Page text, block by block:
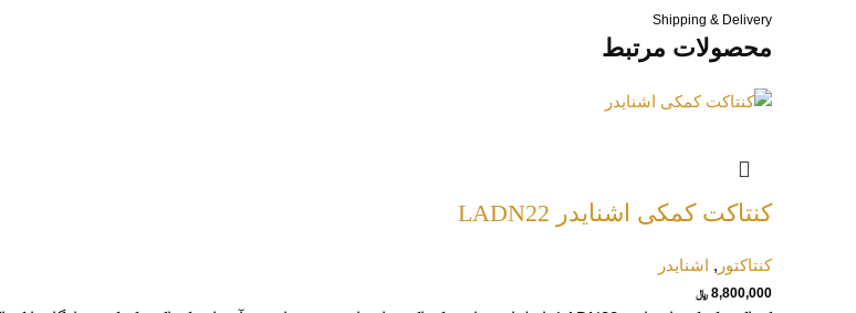
Shipping & Delivery
محصولات مرتبط
کنتاکت کمکی اشنایدر LADN22
کنتاکتور , اشنایدر
8,800,000 ﷼